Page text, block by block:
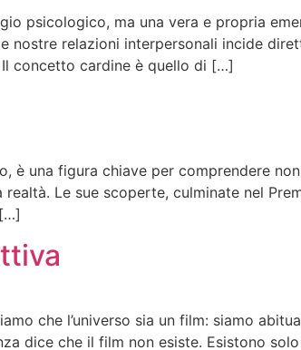
psicologico, ma una vera e propria
nostre relazioni interpersonali incide
concetto cardine è quello di […]
è una figura chiave per comprendere
Le sue scoperte, culminate nel
che l’universo sia un film: siamo
dice che il film non esiste. Esistono